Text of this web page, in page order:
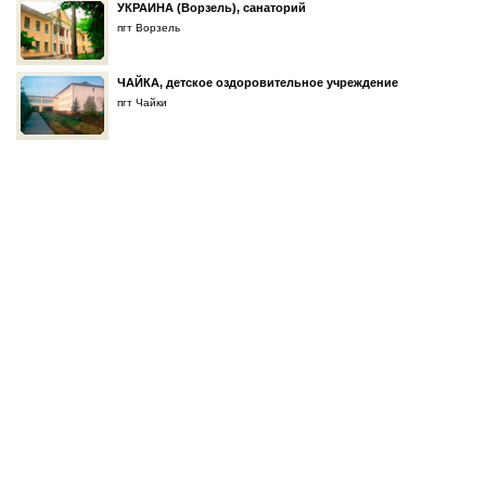
УКРАИНА (Ворзель), санаторий
пгт Ворзель
ЧАЙКА, детское оздоровительное учреждение
пгт Чайки